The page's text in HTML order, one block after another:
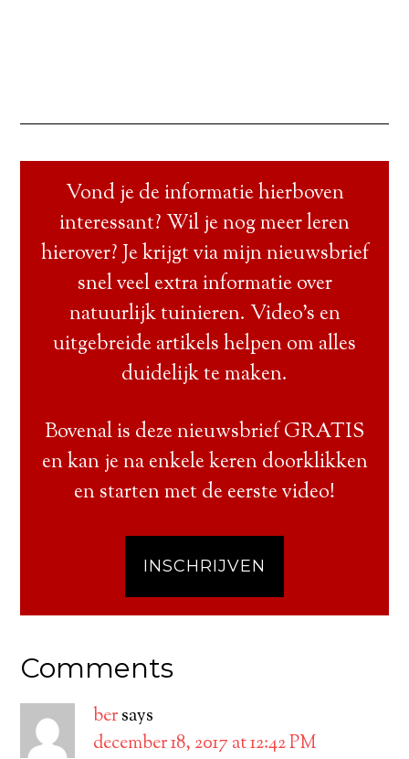
Vond je de informatie hierboven
interessant? Wil je nog meer leren
hierover? Je krijgt via mijn nieuwsbrief
snel veel extra informatie over
natuurlijk tuinieren. Video’s en
uitgebreide artikels helpen om alles
duidelijk te maken.
Bovenal is deze nieuwsbrief GRATIS
en kan je na enkele keren doorklikken
en starten met de eerste video!
INSCHRIJVEN
Comments
bersays
december 18, 2017 at 12:42 PM